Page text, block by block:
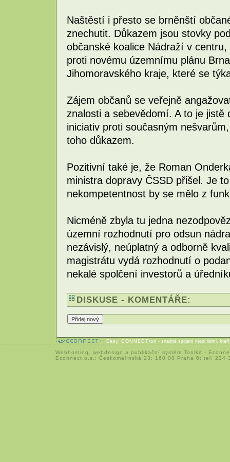
Naštěstí i přesto se brněnští
znechutit. Důkazem jsou stovky
občanské koalice Nádraží v
proti novému územnímu plánu
Jihomoravského kraje, které se
Zájem občanů se veřejně
znalosti a sebevědomí. A to je jistě
iniciativ proti současným
toho důkazem.
Pozitivní také je, že Roman
ministra dopravy ČSSD přišel. Je
nekompetentnost by se mělo z
Nicméně zbyla tu jedna
územní rozhodnutí pro odsun
nezávislý, neúplatný a odborně
magistrátu vydá rozhodnutí o
nekalé spolčení investorů a
DISKUSE - KOMENTÁŘE:
Easy CONNECTion - snadné spojení mezi lidmi,
Webhosting webdesign a publikační systém Toolkit -
Econnect,o.s.; Českomalínská 23; 160 00 Praha 6; tel: 224